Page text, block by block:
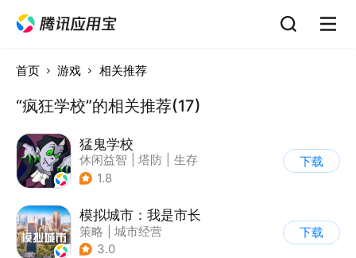
首页 游戏 相关推荐
“疯狂学校”的相关推荐(17)
猛鬼学校
休闲益智 塔防
生存
| 暗黑
1.8
下载
模拟城市：我是市长
策略
城市经营
| 模拟城市
3.0
下载